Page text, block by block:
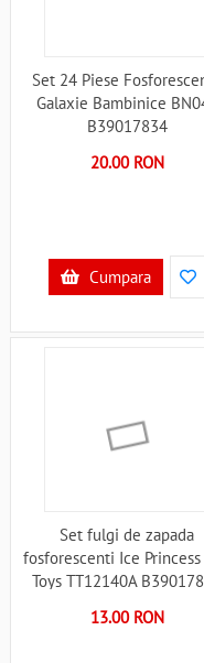
Set 24 Piese
Galaxie Bambinice
B39017834
20.00 RON
Cumpara
Set fulgi de zapada
fosforescenti Ice Princess
Toys TT12140A
13.00 RON